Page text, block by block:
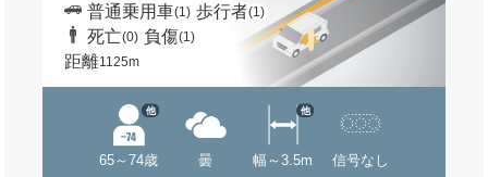
普通乗用車(1) 歩行者(1)
死亡(0) 負傷(1)
距離1125m
65～74歳
他
曇 幅～3.5m
他
信号なし